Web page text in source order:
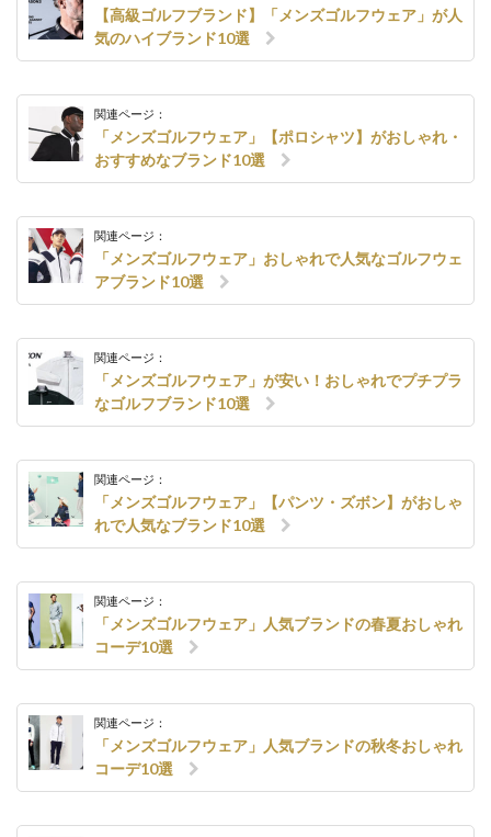
【高級ゴルフブランド】「メンズゴルフウェア」が人
気のハイブランド10選
関連ページ：
「メンズゴルフウェア」【ポロシャツ】がおしゃれ・
おすすめなブランド10選
関連ページ：
「メンズゴルフウェア」おしゃれで人気なゴルフウェ
アブランド10選
関連ページ：
「メンズゴルフウェア」が安い！おしゃれでプチプラ
なゴルフブランド10選
関連ページ：
「メンズゴルフウェア」【パンツ・ズボン】がおしゃ
れで人気なブランド10選
関連ページ：
「メンズゴルフウェア」人気ブランドの春夏おしゃれ
コーデ10選
関連ページ：
「メンズゴルフウェア」人気ブランドの秋冬おしゃれ
コーデ10選